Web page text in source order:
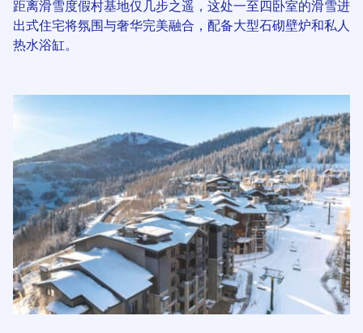
距离滑雪度假村基地仅几步之遥，这处一至四卧室的滑雪进
出式住宅将氛围与奢华完美融合，配备大型石砌壁炉和私人
热水浴缸。